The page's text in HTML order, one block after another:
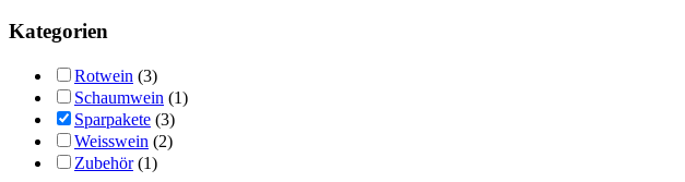
Kategorien
Rotwein (3)
Schaumwein (1)
Sparpakete (3)
Weisswein (2)
Zubehör (1)